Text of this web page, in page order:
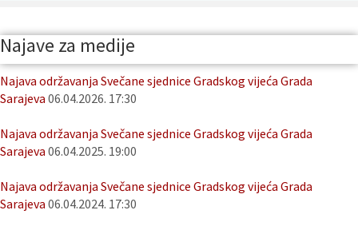
Najave za medije
Najava održavanja Svečane sjednice Gradskog vijeća Grada
Sarajeva 06.04.2026. 17:30
Najava održavanja Svečane sjednice Gradskog vijeća Grada
Sarajeva 06.04.2025. 19:00
Najava održavanja Svečane sjednice Gradskog vijeća Grada
Sarajeva 06.04.2024. 17:30